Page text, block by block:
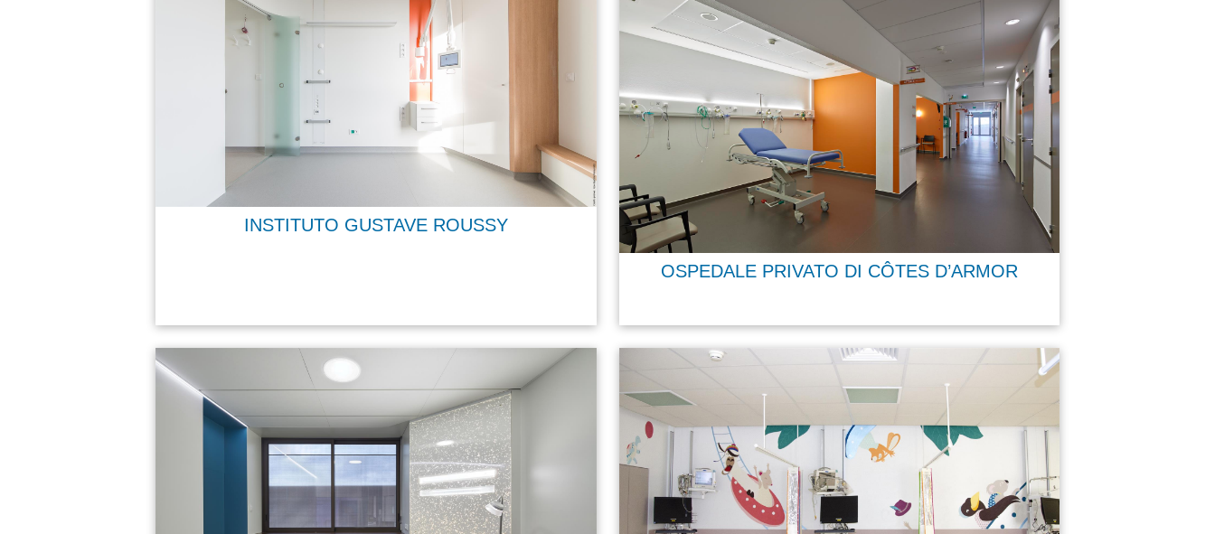
INSTITUTO GUSTAVE ROUSSY
OSPEDALE PRIVATO DI CÔTES D’ARMOR